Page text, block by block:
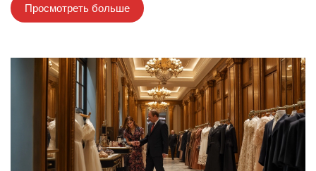
в зависимости от случая и гардероба.
Просмотреть больше